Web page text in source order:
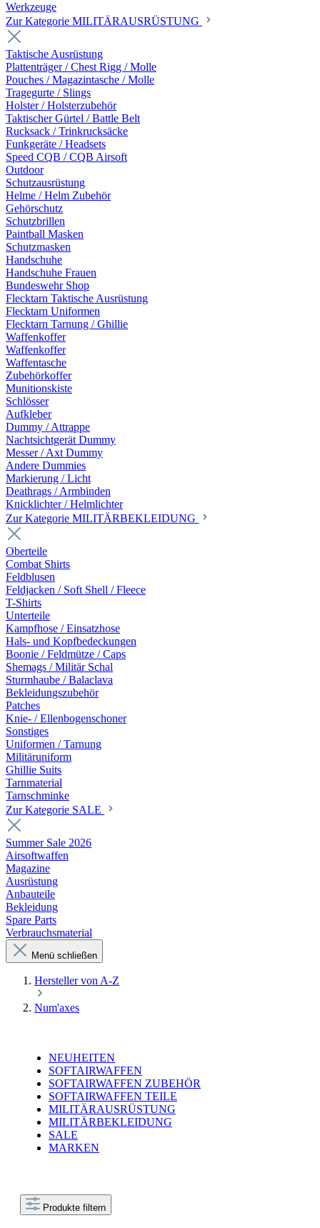
Werkzeuge
Zur Kategorie MILITÄRAUSRÜSTUNG
Taktische Ausrüstung
Plattenträger / Chest Rigg / Molle
Pouches / Magazintasche / Molle
Tragegurte / Slings
Holster / Holsterzubehör
Taktischer Gürtel / Battle Belt
Rucksack / Trinkrucksäcke
Funkgeräte / Headsets
Speed CQB / CQB Airsoft
Outdoor
Schutzausrüstung
Helme / Helm Zubehör
Gehörschutz
Schutzbrillen
Paintball Masken
Schutzmasken
Handschuhe
Handschuhe Frauen
Bundeswehr Shop
Flecktarn Taktische Ausrüstung
Flecktarn Uniformen
Flecktarn Tarnung / Ghillie
Waffenkoffer
Waffenkoffer
Waffentasche
Zubehörkoffer
Munitionskiste
Schlösser
Aufkleber
Dummy / Attrappe
Nachtsichtgerät Dummy
Messer / Axt Dummy
Andere Dummies
Markierung / Licht
Deathrags / Armbinden
Knicklichter / Helmlichter
Zur Kategorie MILITÄRBEKLEIDUNG
Oberteile
Combat Shirts
Feldblusen
Feldjacken / Soft Shell / Fleece
T-Shirts
Unterteile
Kampfhose / Einsatzhose
Hals- und Kopfbedeckungen
Boonie / Feldmütze / Caps
Shemags / Militär Schal
Sturmhaube / Balaclava
Bekleidungszubehör
Patches
Knie- / Ellenbogenschoner
Sonstiges
Uniformen / Tarnung
Militäruniform
Ghillie Suits
Tarnmaterial
Tarnschminke
Zur Kategorie SALE
Summer Sale 2026
Airsoftwaffen
Magazine
Ausrüstung
Anbauteile
Bekleidung
Spare Parts
Verbrauchsmaterial
Menü schließen
Hersteller von A-Z
Num'axes
NEUHEITEN
SOFTAIRWAFFEN
SOFTAIRWAFFEN ZUBEHÖR
SOFTAIRWAFFEN TEILE
MILITÄRAUSRÜSTUNG
MILITÄRBEKLEIDUNG
SALE
MARKEN
Produkte filtern